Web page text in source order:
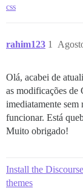
css
rahim123 1
Olá, acabei de
as modificações de
imediatamente sem
funcionar. Está
Muito obrigado!
Install the
themes